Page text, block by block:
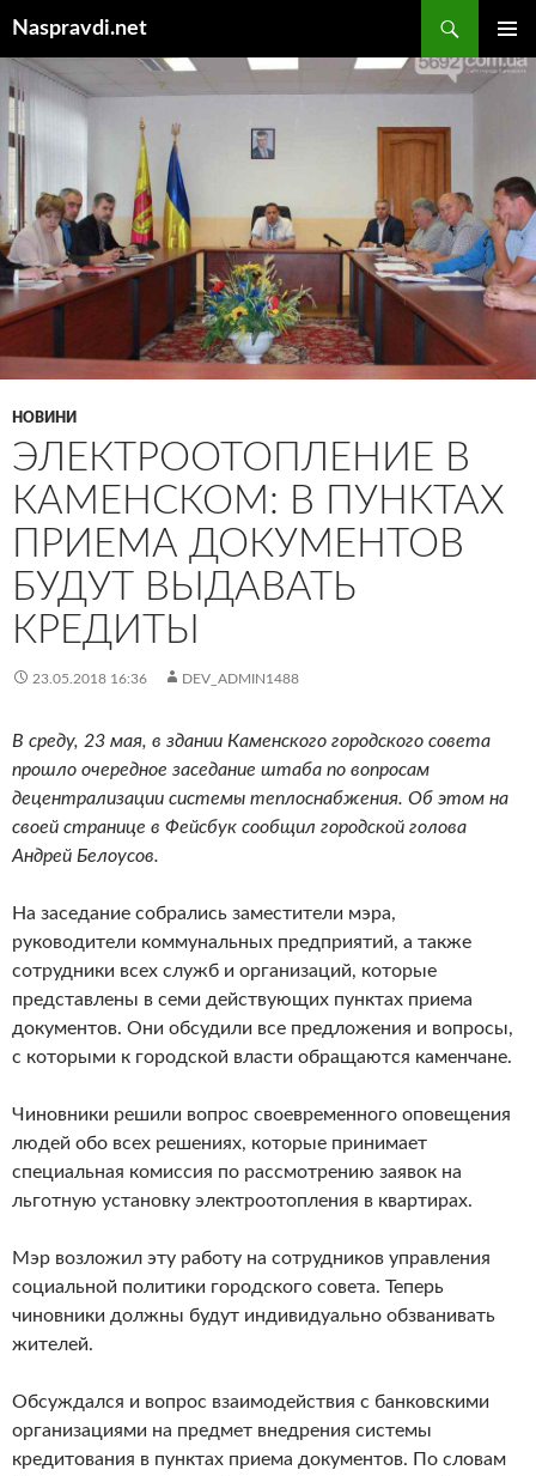
вмісту
Naspravdi.net
МЕНЮ
НОВИНИ
ЭЛЕКТРООТОПЛЕНИЕ В
КАМЕНСКОМ: В ПУНКТАХ
ПРИЕМА ДОКУМЕНТОВ
БУДУТ ВЫДАВАТЬ
КРЕДИТЫ
23.05.2018 16:36 DEV_ADMIN1488
В среду, 23 мая, в здании Каменского городского совета
прошло очередное заседание штаба по вопросам
децентрализации системы теплоснабжения. Об этом на
своей странице в Фейсбук сообщил городской голова
Андрей Белоусов.
На заседание собрались заместители мэра,
руководители коммунальных предприятий, а также
сотрудники всех служб и организаций, которые
представлены в семи действующих пунктах приема
документов. Они обсудили все предложения и вопросы,
с которыми к городской власти обращаются каменчане.
Чиновники решили вопрос своевременного оповещения
людей обо всех решениях, которые принимает
специальная комиссия по рассмотрению заявок на
льготную установку электроотопления в квартирах.
Мэр возложил эту работу на сотрудников управления
социальной политики городского совета. Теперь
чиновники должны будут индивидуально обзванивать
жителей.
Обсуждался и вопрос взаимодействия с банковскими
организациями на предмет внедрения системы
кредитования в пунктах приема документов. По словам